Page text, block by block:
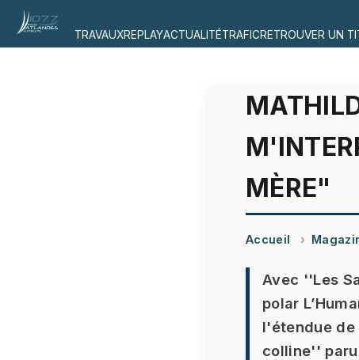
TRAVAUXREPLAYACTUALITÉTRAFICRETROUVER UN
MÈRE"
Accueil
Avec ''Les
polar
l'étendue
colline'' paru